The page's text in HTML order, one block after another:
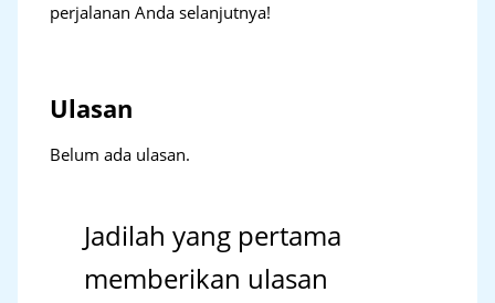
perjalanan Anda selanjutnya!
Ulasan
Belum ada ulasan.
Jadilah yang pertama
memberikan ulasan